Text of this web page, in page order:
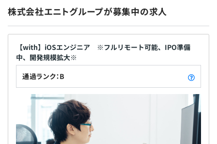
・グレード制を用いており、それぞれのグレードに合わせ
た目標設定と評価を半期ごとに実施します
・多面評価を取り入れており、透明性や健全性の高い目標
管理をおこない、納得感の高さを重視した管理を実施して
います
・育児／看護／介護休暇（法定通り）
・産前産後休暇（法定通り）
・産後パパ育休（法定通り）
・ウェルネス休暇（必要な日数・当月内1日は有給扱い）
・記念日休暇（1日付与）
・恋活休暇（1日付与）
・出産立ち会い休暇（3日付与）
・家族看護休暇（5日付与）
・子の看護休暇（5日付与）
・忌引休暇（3〜5日付与）
・裁判員休暇（法定通り）
株式会社エニトグループが募集中の求人
【with】iOSエンジニア ※フルリモート可能、IPO準備
中、開発規模拡大※
通過ランク：B